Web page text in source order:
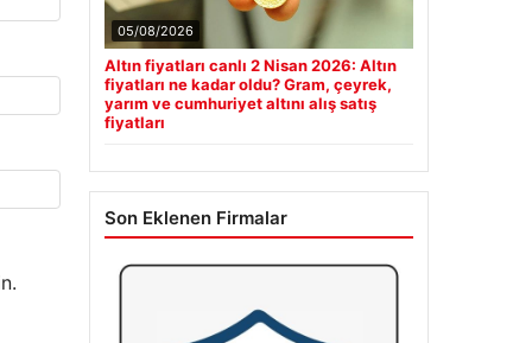
05/08/2026
Altın fiyatları canlı 2 Nisan 2026: Altın
fiyatları ne kadar oldu? Gram, çeyrek,
yarım ve cumhuriyet altını alış satış
fiyatları
Son Eklenen Firmalar